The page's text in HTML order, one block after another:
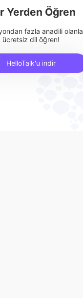
Yerden Öğren
fazla anadili olanla
ücretsiz dil öğren!
HelloTalk'u indir